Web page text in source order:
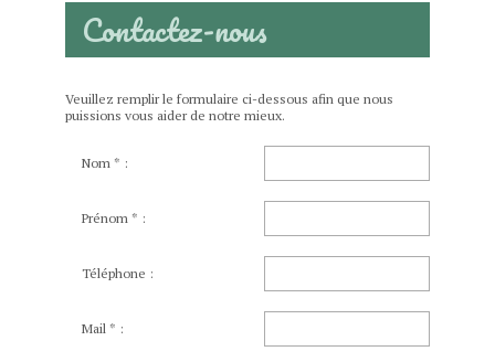
Contactez-nous
Veuillez remplir le formulaire ci-dessous afin que nous
puissions vous aider de notre mieux.
Nom * :
Prénom * :
Téléphone :
Mail * :